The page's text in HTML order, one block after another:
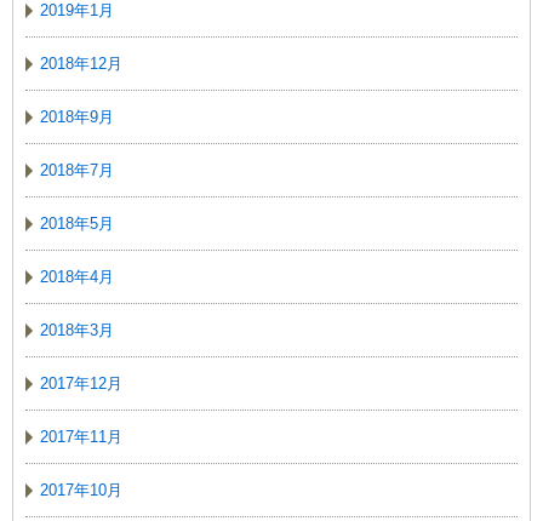
2019年1月
2018年12月
2018年9月
2018年7月
2018年5月
2018年4月
2018年3月
2017年12月
2017年11月
2017年10月